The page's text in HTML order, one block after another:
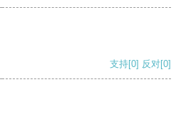
支持[0] 反对[0]